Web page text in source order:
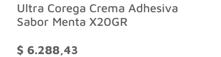
Ultra Corega Crema Adhesiva
Sabor Menta X20GR
$ 6.288,43